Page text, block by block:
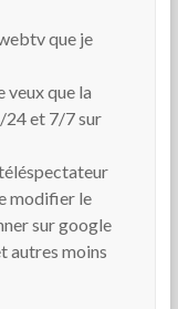
que je
que la
24 et 7/7 sur
modifier le
sur google
autres moins